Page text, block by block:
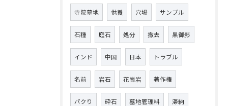
寺院墓地 供養 穴場 サンプル
石種 庭石 処分 撤去 黒御影
インド 中国 日本 トラブル
名前 岩石 花崗岩 著作権
パクり 砕石 墓地管理料 滞納